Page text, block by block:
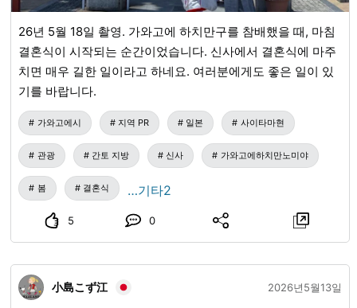
26년 5월 18일 촬영. 가와고에 하치만구를 참배했을 때, 마침
결혼식이 시작되는 순간이었습니다. 신사에서 결혼식에 마주
치면 매우 길한 일이라고 하네요. 여러분에게도 좋은 일이 있
기를 바랍니다.
가와고에시 지역 PR 일본 사이타마현
관광 간토 지방 신사 가와고에하치만노미야
봄 결혼식 …기타2
5 0
小島こず江 2026년5월13일